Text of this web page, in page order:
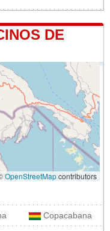
DE
OpenStreetMapcontributors
Copacabana